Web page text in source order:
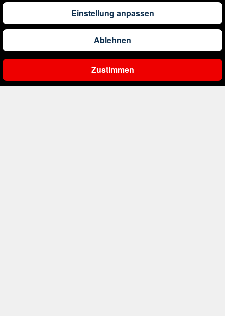
Ergebnisse filtern
Einstellung anpassen
Ablehnen
Zustimmen